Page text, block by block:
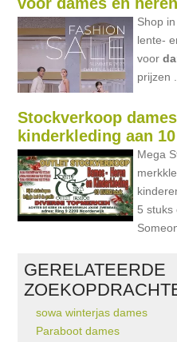
Shop
lente-
voor
prijzen ...
Stockverkoop
kinderkleding aan
Mega
5 stuks
GERELATEERDE
sowa winterjas dames
Paraboot dames